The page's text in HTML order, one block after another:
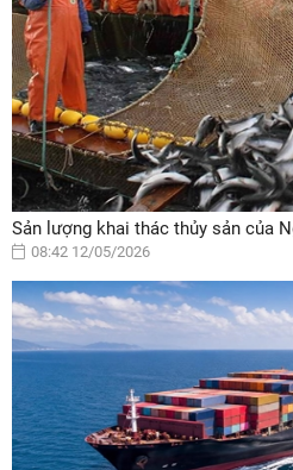
Sản lượng khai thác thủy sản của
08:42 12/05/2026